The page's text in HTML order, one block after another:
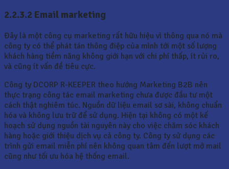
2.2.3.2 Email marketing
Đây là một công cụ marketing rất hữu hiệu vì thông qua nó mà
công ty có thể phát tán thông điệp của mình tới một số lượng
khách hàng tiềm năng không giới hạn với chi phí thấp, ít rủi ro,
và cũng ít vấn đề tiêu cực.
Công ty DCORP R-KEEPER theo hướng Marketing B2B nên
thực trạng công tác email marketing chưa được đầu tư một
cách thật nghiêm túc. Nguồn dữ liệu email sơ sài, không chuẩn
hóa và không lưu trữ để sử dụng. Hiện tại không có một kế
hoạch sử dụng nguồn tài nguyên này cho việc chăm sóc khách
hàng hoặc giới thiệu dịch vụ cả công ty. Công ty sử dụng các
trình gửi email miễn phí nên không quan tâm đến lượt mở mail
cũng như tối ưu hóa hệ thống email.